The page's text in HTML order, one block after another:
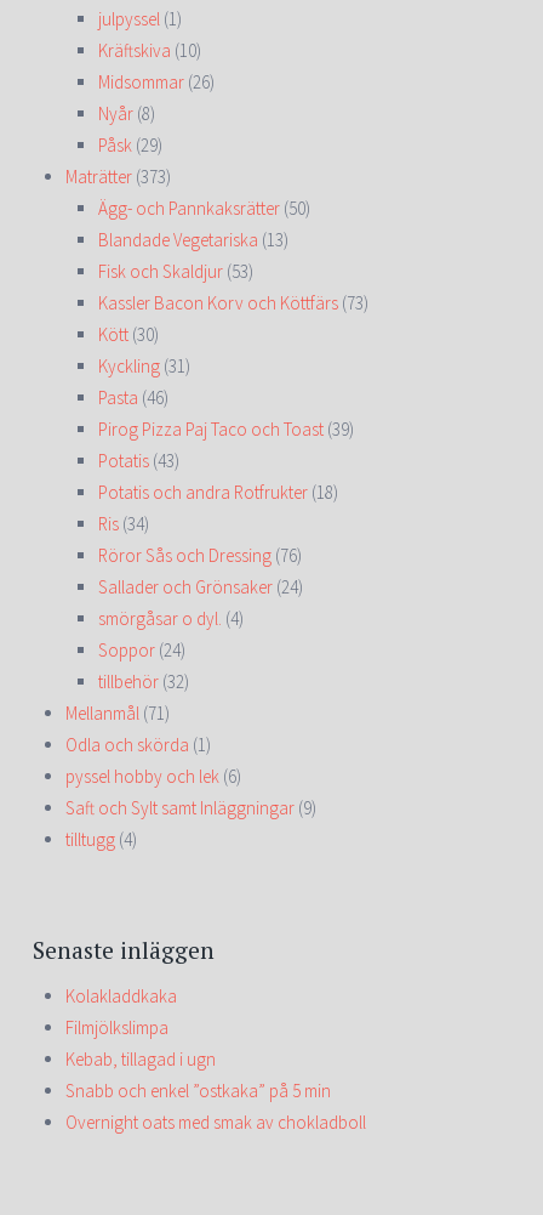
julpyssel (1)
Kräftskiva (10)
Midsommar (26)
Nyår (8)
Påsk (29)
Maträtter (373)
Ägg- och Pannkaksrätter (50)
Blandade Vegetariska (13)
Fisk och Skaldjur (53)
Kassler Bacon Korv och Köttfärs (73)
Kött (30)
Kyckling (31)
Pasta (46)
Pirog Pizza Paj Taco och Toast (39)
Potatis (43)
Potatis och andra Rotfrukter (18)
Ris (34)
Röror Sås och Dressing (76)
Sallader och Grönsaker (24)
smörgåsar o dyl. (4)
Soppor (24)
tillbehör (32)
Mellanmål (71)
Odla och skörda (1)
pyssel hobby och lek (6)
Saft och Sylt samt Inläggningar (9)
tilltugg (4)
Senaste inläggen
Kolakladdkaka
Filmjölkslimpa
Kebab, tillagad i ugn
Snabb och enkel ”ostkaka” på 5 min
Overnight oats med smak av chokladboll